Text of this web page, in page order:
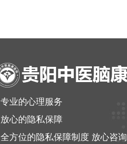
专业的心理服务
放心的隐私保障
全方位的隐私保障制度 放心咨询